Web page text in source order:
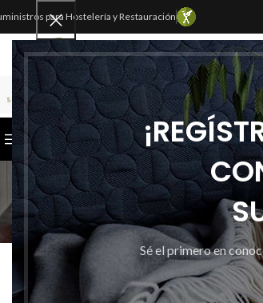
Sé el primero en
para Hostelería y Restauración
SELECCIONAR CATEGORÍA
CATEGORÍAS INICIO
ARTICLES
Política de Privacidad
0